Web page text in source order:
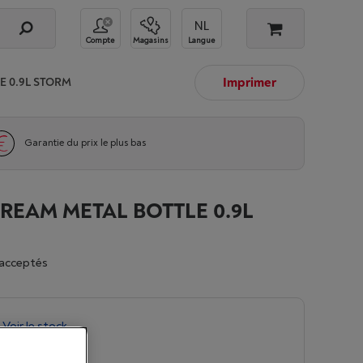
Compte Magasins Langue
0.9L STORM Imprimer
Garantie du prix le plus bas
METAL BOTTLE 0.9L
Voir le stock